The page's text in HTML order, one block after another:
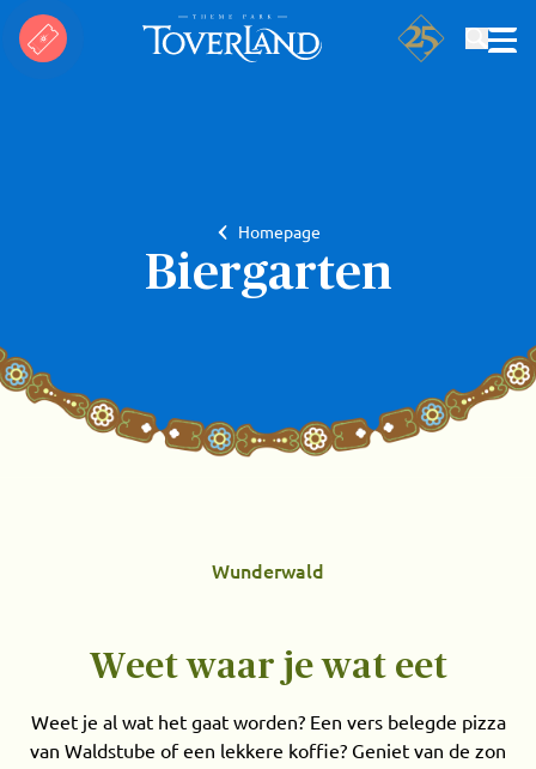
Homepage
Biergarten
Wunderwald
Weet waar je wat eet
Weet je al wat het gaat worden? Een vers belegde pizza
van Waldstube of een lekkere koffie? Geniet van de zon